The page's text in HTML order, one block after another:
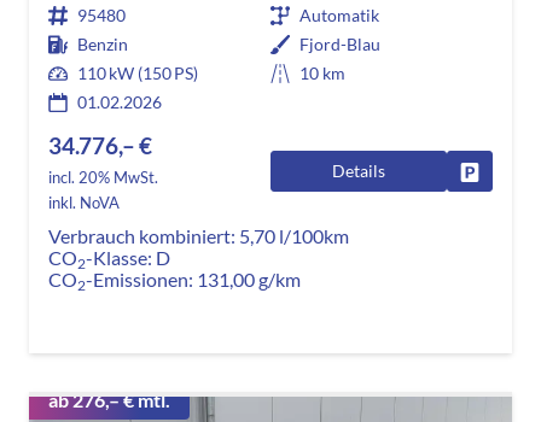
95480
Automatik
Benzin
Fjord-Blau
110 kW (150 PS)
10 km
01.02.2026
34.776,– €
incl. 20% MwSt.
inkl. NoVA
Details
Verbrauch kombiniert: 5,70 l/100km
CO2-Klasse: D
CO2-Emissionen: 131,00 g/km
ab 276,– € mtl.